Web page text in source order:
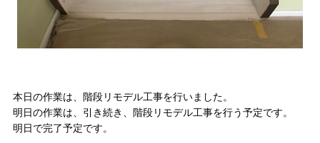
本日の作業は、階段リモデル工事を行いました。
明日の作業は、引き続き、階段リモデル工事を行う予定です。
明日で完了予定です。